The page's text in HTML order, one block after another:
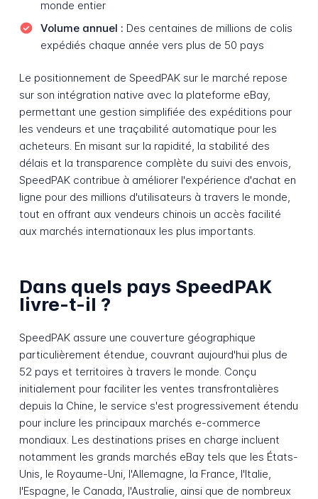
monde entier
Volume annuel : Des centaines de millions de colis
expédiés chaque année vers plus de 50 pays
Le positionnement de SpeedPAK sur le marché repose
sur son intégration native avec la plateforme eBay,
permettant une gestion simplifiée des expéditions pour
les vendeurs et une traçabilité automatique pour les
acheteurs. En misant sur la rapidité, la stabilité des
délais et la transparence complète du suivi des envois,
SpeedPAK contribue à améliorer l'expérience d'achat en
ligne pour des millions d'utilisateurs à travers le monde,
tout en offrant aux vendeurs chinois un accès facilité
aux marchés internationaux les plus importants.
Dans quels pays SpeedPAK
livre-t-il ?
SpeedPAK assure une couverture géographique
particulièrement étendue, couvrant aujourd'hui plus de
52 pays et territoires à travers le monde. Conçu
initialement pour faciliter les ventes transfrontalières
depuis la Chine, le service s'est progressivement étendu
pour inclure les principaux marchés e-commerce
mondiaux. Les destinations prises en charge incluent
notamment les grands marchés eBay tels que les États-
Unis, le Royaume-Uni, l'Allemagne, la France, l'Italie,
l'Espagne, le Canada, l'Australie, ainsi que de nombreux